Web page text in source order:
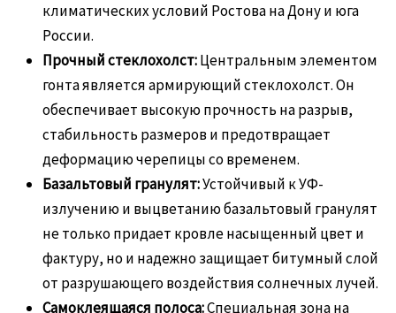
климатических условий Ростова на Дону и юга
России.
Прочный стеклохолст:Центральным элементом
гонта является армирующий стеклохолст. Он
обеспечивает высокую прочность на разрыв,
стабильность размеров и предотвращает
деформацию черепицы со временем.
Базальтовый гранулят:Устойчивый к УФ-
излучению и выцветанию базальтовый гранулят
не только придает кровле насыщенный цвет и
фактуру, но и надежно защищает битумный слой
от разрушающего воздействия солнечных лучей.
Самоклеящаяся полоса:Специальная зона на